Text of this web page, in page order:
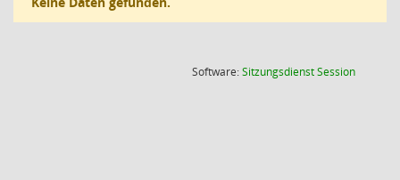
Software:SitzungsdienstSession(Wird in